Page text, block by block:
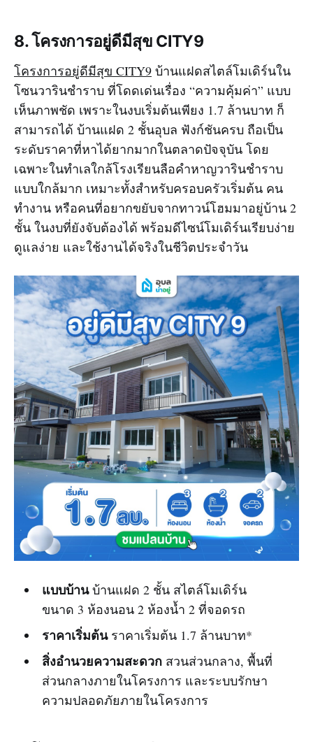
8. โครงการอยู่ดีมีสุข CITY9
โครงการอยู่ดีมีสุข CITY9 บ้านแฝดสไตล์โมเดิร์นใน
โซนวารินชำราบ ที่โดดเด่นเรื่อง “ความคุ้มค่า” แบบ
เห็นภาพชัด เพราะในงบเริ่มต้นเพียง 1.7 ล้านบาท ก็
สามารถได้ บ้านแฝด 2 ชั้นอุบล ฟังก์ชันครบ ถือเป็น
ระดับราคาที่หาได้ยากมากในตลาดปัจจุบัน โดย
เฉพาะในทำเลใกล้โรงเรียนลือคำหาญวารินชำราบ
แบบใกล้มาก เหมาะทั้งสำหรับครอบครัวเริ่มต้น คน
ทำงาน หรือคนที่อยากขยับจากทาวน์โฮมมาอยู่บ้าน 2
ชั้น ในงบที่ยังจับต้องได้ พร้อมดีไซน์โมเดิร์นเรียบง่าย
ดูแลง่าย และใช้งานได้จริงในชีวิตประจำวัน
แบบบ้านบ้านแฝด 2 ชั้น สไตล์โมเดิร์น
ขนาด 3 ห้องนอน 2 ห้องน้ำ 2 ที่จอดรถ
ราคาเริ่มต้นราคาเริ่มต้น 1.7 ล้านบาท*
สิ่งอำนวยความสะดวกสวนส่วนกลาง, พื้นที่
ส่วนกลางภายในโครงการ และระบบรักษา
ความปลอดภัยภายในโครงการ